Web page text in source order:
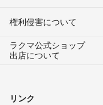
権利侵害について
ラクマ公式ショップ
出店について
リンク